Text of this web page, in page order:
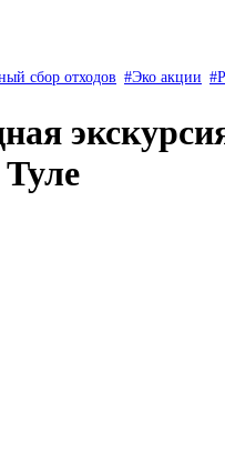
сбор отходов #Эко акции